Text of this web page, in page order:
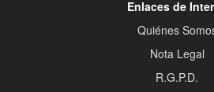
Enlaces de
Quiénes
Nota Legal
R.G.P.D.